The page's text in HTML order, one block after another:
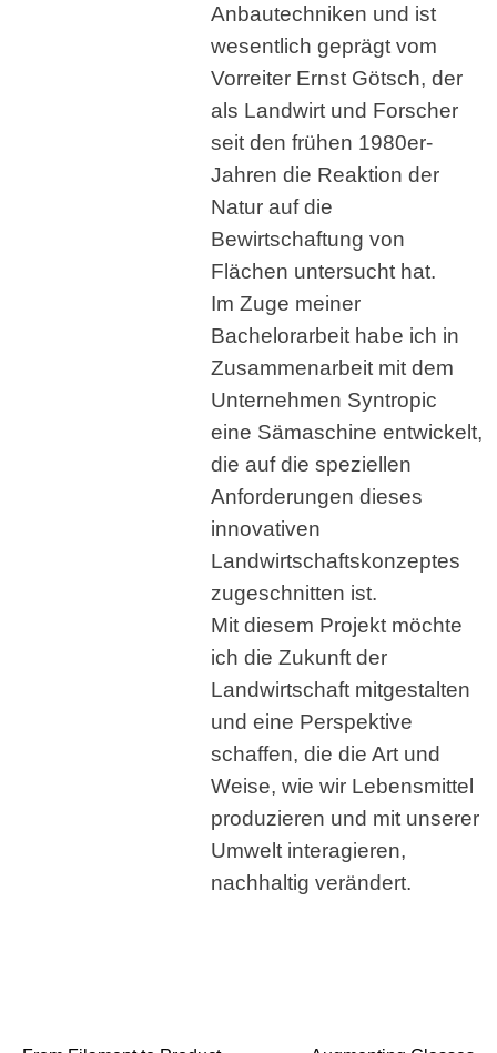
Anbautechniken und ist
wesentlich geprägt vom
Vorreiter Ernst Götsch, der
als Landwirt und Forscher
seit den frühen 1980er-
Jahren die Reaktion der
Natur auf die
Bewirtschaftung von
Flächen untersucht hat.
Im Zuge meiner
Bachelorarbeit habe ich in
Zusammenarbeit mit dem
Unternehmen Syntropic
eine Sämaschine entwickelt,
die auf die speziellen
Anforderungen dieses
innovativen
Landwirtschaftskonzeptes
zugeschnitten ist.
Mit diesem Projekt möchte
ich die Zukunft der
Landwirtschaft mitgestalten
und eine Perspektive
schaffen, die die Art und
Weise, wie wir Lebensmittel
produzieren und mit unserer
Umwelt interagieren,
nachhaltig verändert.